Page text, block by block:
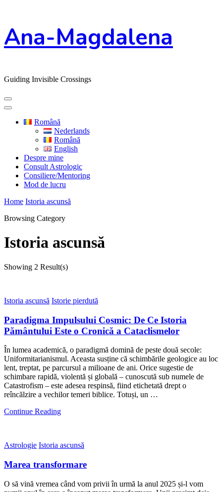
to
Content
Ana-Magdalena
Guiding Invisible Crossings
Română
Nederlands
Română
English
Despre mine
Consult Astrologic
Consiliere/Mentoring
Mod de lucru
Home Istoria ascunsă
Browsing Category
Istoria ascunsă
Showing 2 Result(s)
Istoria ascunsă Istorie pierdută
Paradigma Impulsului Cosmic: De Ce Istoria
Pământului Este o Cronică a Cataclismelor
În lumea academică, o paradigmă domină de peste două secole:
Uniformitarianismul. Aceasta susține că schimbările geologice au loc
lent, treptat, pe parcursul a milioane de ani. Orice sugestie de
schimbare rapidă, violentă și globală – cunoscută sub numele de
Catastrofism – este adesea respinsă, fiind etichetată drept o
reîncălzire a vechilor temeri biblice. Totuși, un …
Continue Reading
Astrologie Istoria ascunsă
Marea transformare
O să vină vremea când vom privii în urmă la anul 2025 și-l vom